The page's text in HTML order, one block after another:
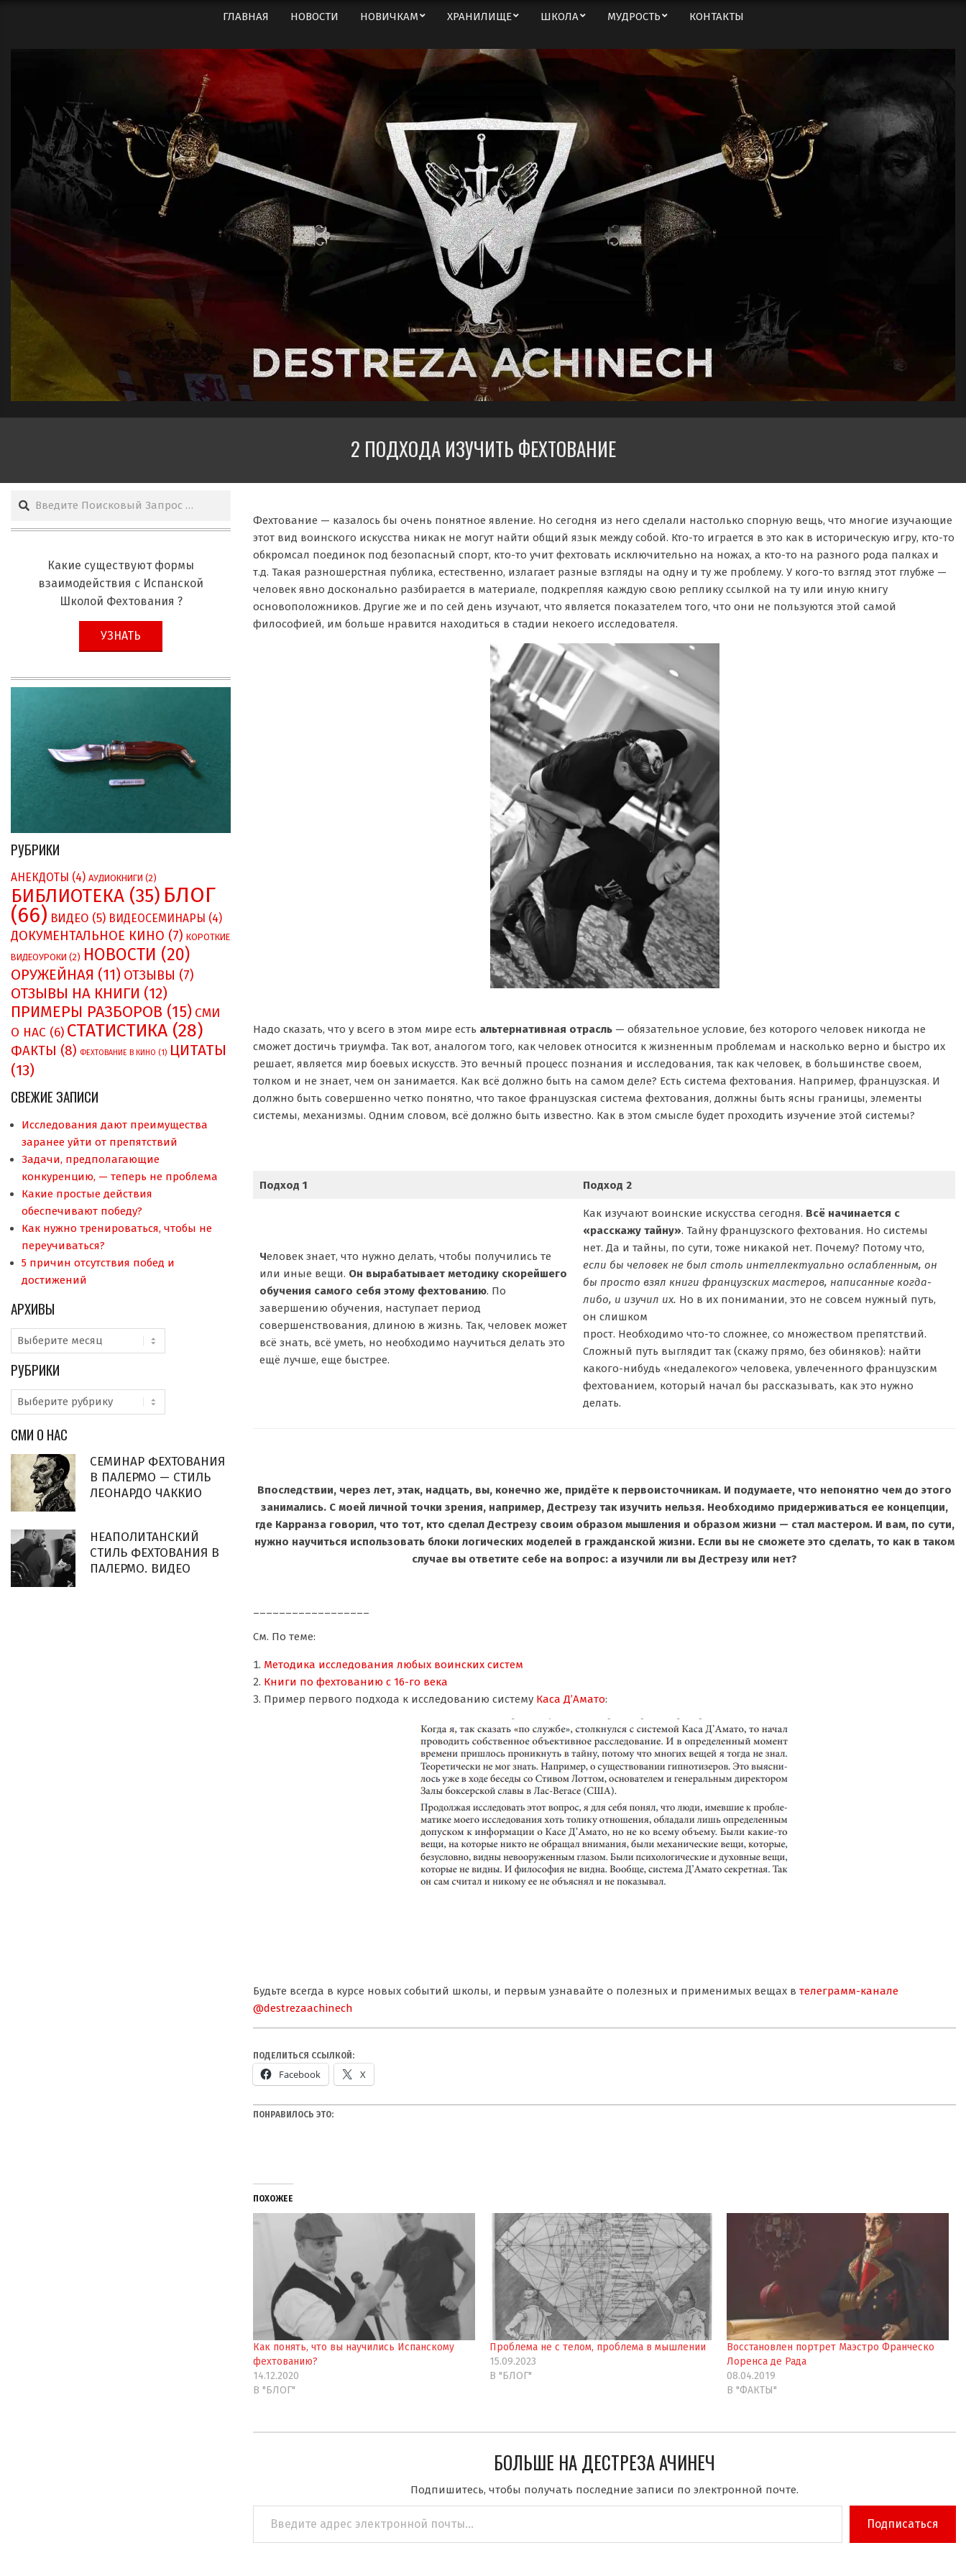
Вторичное
навигации
ГЛАВНАЯ НОВОСТИ НОВИЧКАМ ХРАНИЛИЩЕ ШКОЛА МУДРОСТЬ КОНТАКТЫ
ДЕСТРЕЗА
2 ПОДХОДА ИЗУЧИТЬ ФЕХТОВАНИЕ
Фехтование — казалось бы очень понятное явление. Но сегодня из него сделали настолько спорную вещь, что многие изучающие
этот вид воинского искусства никак не могут найти общий язык между собой. Кто-то играется в это как в историческую игру, кто-то
обкромсал поединок под безопасный спорт, кто-то учит фехтовать исключительно на ножах, а кто-то на разного рода палках и
т.д. Такая разношерстная публика, естественно, излагает разные взгляды на одну и ту же проблему. У кого-то взгляд этот глубже —
человек явно досконально разбирается в материале, подкрепляя каждую свою реплику ссылкой на ту или иную книгу
основоположников. Другие же и по сей день изучают, что является показателем того, что они не пользуются этой самой
философией, им больше нравится находиться в стадии некоего исследователя.
Надо сказать, что у всего в этом мире есть альтернативная отрасль — обязательное условие, без которого человек никогда не
сможет достичь триумфа. Так вот, аналогом того, как человек относится к жизненным проблемам и насколько верно и быстро их
решает, является мир боевых искусств. Это вечный процесс познания и исследования, так как человек, в большинстве своем,
толком и не знает, чем он занимается. Как всё должно быть на самом деле? Есть система фехтования. Например, французская. И
должно быть совершенно четко понятно, что такое французская система фехтования, должны быть ясны границы, элементы
системы, механизмы. Одним словом, всё должно быть известно. Как в этом смысле будет проходить изучение этой системы?
Подход 1 Подход 2
Человек знает, что нужно делать, чтобы получились те
или иные вещи. Он вырабатывает методику скорейшего
обучения самого себя этому фехтованию. По
завершению обучения, наступает период
совершенствования, длиною в жизнь. Так, человек может
всё знать, всё уметь, но необходимо научиться делать это
ещё лучше, еще быстрее.
Как изучают воинские искусства сегодня. Всё начинается с
«расскажу тайну». Тайну французского фехтования. Но системы
нет. Да и тайны, по сути, тоже никакой нет. Почему? Потому что,
если бы человек не был столь интеллектуально ослабленным, он
бы просто взял книги французских мастеров, написанные когда-
либо, и изучил их. Но в их понимании, это не совсем нужный путь,
он слишком
прост. Необходимо что-то сложнее, со множеством препятствий.
Сложный путь выглядит так (скажу прямо, без обиняков): найти
какого-нибудь «недалекого» человека, увлеченного французским
фехтованием, который начал бы рассказывать, как это нужно
делать.
Впоследствии, через лет, этак, надцать, вы, конечно же, придёте к первоисточникам. И подумаете, что непонятно чем до этого
занимались. С моей личной точки зрения, например, Дестрезу так изучить нельзя. Необходимо придерживаться ее концепции,
где Карранза говорил, что тот, кто сделал Дестрезу своим образом мышления и образом жизни — стал мастером. И вам, по сути,
нужно научиться использовать блоки логических моделей в гражданской жизни. Если вы не сможете это сделать, то как в таком
случае вы ответите себе на вопрос: а изучили ли вы Дестрезу или нет?
См. По теме:
Методика исследования любых воинских систем
Книги по фехтованию с 16-го века
Пример первого подхода к исследованию систему Каса Д’Амато:
Будьте всегда в курсе новых событий школы, и первым узнавайте о полезных и применимых вещах в телеграмм-канале
@destrezaachinech
ПОДЕЛИТЬСЯ ССЫЛКОЙ:
Facebook X
ПОНРАВИЛОСЬ ЭТО:
ПОХОЖЕЕ
Как понять, что вы научились Испанскому
фехтованию?
14.12.2020
В "БЛОГ"
Проблема не с телом, проблема в мышлении
15.09.2023
В "БЛОГ"
Восстановлен портрет Маэстро Франческо
Лоренса де Рада
08.04.2019
В "ФАКТЫ"
БОЛЬШЕ НА ДЕСТРЕЗА АЧИНЕЧ
Подпишитесь, чтобы получать последние записи по электронной почте.
адрес
электронной
Подписаться
Поиск
Какие существуют формы
взаимодействия с Испанской
Школой Фехтования ?
УЗНАТЬ
РУБРИКИ
АНЕКДОТЫ (4) АУДИОКНИГИ (2)
БИБЛИОТЕКА (35) БЛОГ
(66) ВИДЕО (5) ВИДЕОСЕМИНАРЫ (4)
ДОКУМЕНТАЛЬНОЕ КИНО (7) КОРОТКИЕ
ВИДЕОУРОКИ (2) НОВОСТИ (20)
ОРУЖЕЙНАЯ (11) ОТЗЫВЫ (7)
ОТЗЫВЫ НА КНИГИ (12)
ПРИМЕРЫ РАЗБОРОВ (15) СМИ
О НAC (6) СТАТИСТИКА (28)
ФАКТЫ (8) ФЕХТОВАНИЕ В КИНО (1) ЦИТАТЫ
(13)
СВЕЖИЕ ЗАПИСИ
Исследования дают преимущества
заранее уйти от препятствий
Задачи, предполагающие
конкуренцию, — теперь не проблема
Какие простые действия
обеспечивают победу?
Как нужно тренироваться, чтобы не
переучиваться?
5 причин отсутствия побед и
достижений
АРХИВЫ
Архивы
РУБРИКИ
Рубрики
СМИ О НАС
СЕМИНАР ФЕХТОВАНИЯ
В ПАЛЕРМО — СТИЛЬ
ЛЕОНАРДО ЧАККИО
НЕАПОЛИТАНСКИЙ
СТИЛЬ ФЕХТОВАНИЯ В
ПАЛЕРМО. ВИДЕО